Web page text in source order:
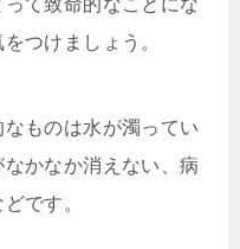
て致命的なことにな
つけましょう。
ものは水が濁ってい
かなか消えない、病
です。